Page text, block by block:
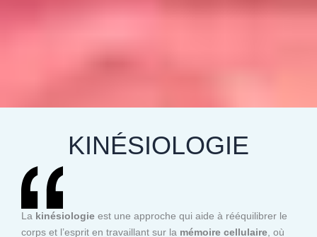
KINÉSIOLOGIE
La kinésiologie est une approche qui aide à rééquilibrer le
corps et l’esprit en travaillant sur la mémoire cellulaire, où